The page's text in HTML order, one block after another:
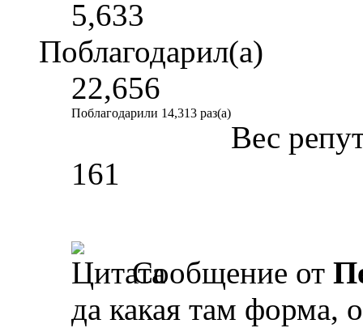
5,633
Поблагодарил(а)
22,656
Поблагодарили 14,313 раз(а)
Вес
161
Сообщение от
да какая там форма,